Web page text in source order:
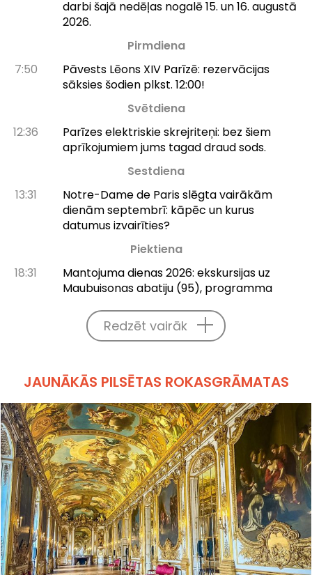
darbi šajā nedēļas nogalē 15. un 16. augustā
2026.
Pirmdiena
7:50
Pāvests Lēons XIV Parīzē: rezervācijas
sāksies šodien plkst. 12:00!
Svētdiena
12:36
Parīzes elektriskie skrejriteņi: bez šiem
aprīkojumiem jums tagad draud sods.
Sestdiena
13:31
Notre-Dame de Paris slēgta vairākām
dienām septembrī: kāpēc un kurus
datumus izvairīties?
Piektiena
18:31
Mantojuma dienas 2026: ekskursijas uz
Maubuisonas abatiju (95), programma
Redzēt vairāk
JAUNĀKĀS PILSĒTAS ROKASGRĀMATAS